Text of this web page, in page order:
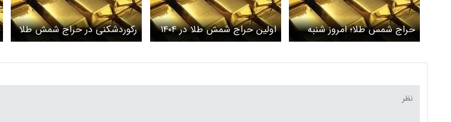
حراج شمس طلا؛ امروز شنبه
۲۳ فروردین ماه+ جزئیات
اولین حراج شمش طلا در ۱۴۰۴ رکورد‌شکنی در حراج شمش طلا